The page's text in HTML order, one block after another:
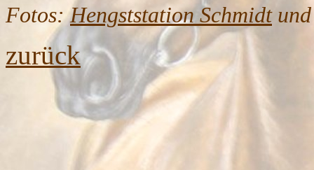
Fotos:Hengststation Schmidtund
zurück